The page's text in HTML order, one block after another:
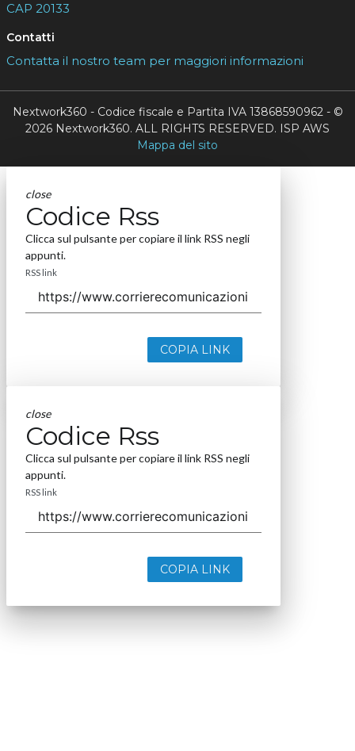
CAP 20133
Contatti
Contatta il nostro team per maggiori informazioni
Nextwork360 - Codice fiscale e Partita IVA 13868590962 - ©
2026 Nextwork360. ALL RIGHTS RESERVED. ISP AWS
Mappa del sito
close
Codice Rss
Clicca sul pulsante per copiare il link RSS negli
appunti.
RSS link
COPIA LINK
close
Codice Rss
Clicca sul pulsante per copiare il link RSS negli
appunti.
RSS link
COPIA LINK